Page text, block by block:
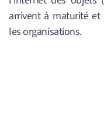
arrivent à maturité
les organisations.